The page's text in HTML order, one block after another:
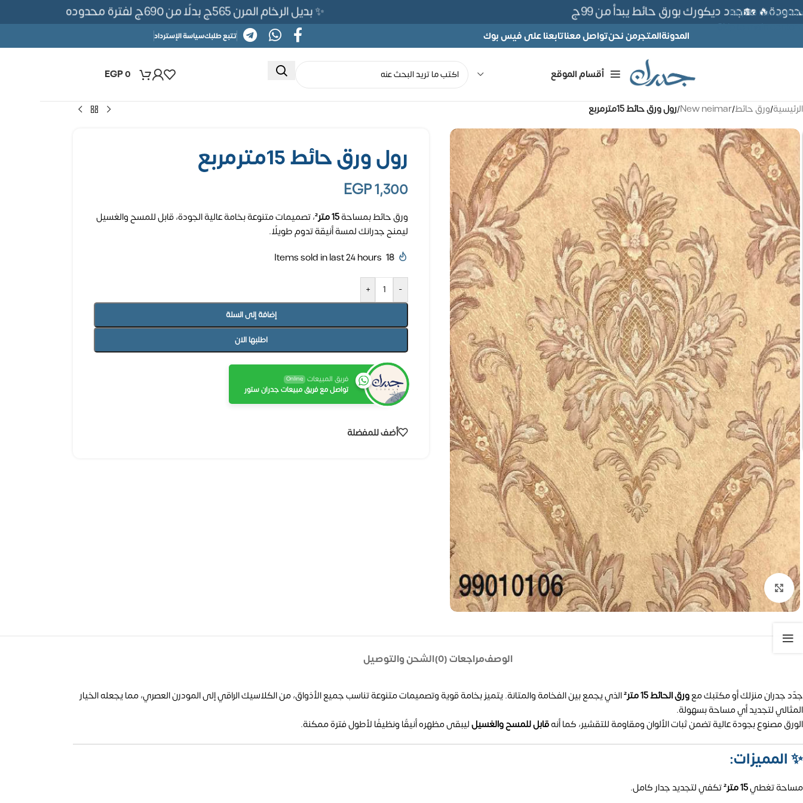
Skip to navigation
Skip to main content
✨ بديل الرخام المرن 565ج بدلًا من 690ج لفترة محدوده 🏡جدد ديكورك بورق حائط يبدأ من 99ج
المدونةالمتجرمن نحنتواصل معناتابعنا على فيس بوك تتبع طلبكسياسة الإسترداد
أقسام الموقع EGP0
الرئيسية/ورق حائط/
New neimar
/رول ورق حائط 15مترمربع
تكبير الصورة
رول ورق حائط 15مترمربع
EGP1,300
ورق حائط بمساحة15 متر²
، تصميمات متنوعة بخامة عالية الجودة، قابل للمسح والغسيل
ليمنح جدرانك لمسة أنيقة تدوم طويلًا.
18
Items sold in last 24 hours
-
+
إضافة إلى السلة
اطلبها الان
فريق المبيعات Online
تواصل مع فريق مبيعات جدران ستور
أضف للمفضلة
الوصفمراجعات (0) الشحن والتوصيل
جدّد جدران منزلك أو مكتبك معورق الحائط 15 متر²
الذي يجمع بين الفخامة والمتانة. يتميز بخامة قوية وتصميمات متنوعة تناسب جميع الأذواق، من الكلاسيك الراقي إلى المودرن العصري، مما يجعله الخيار
المثالي لتجديد أي مساحة بسهولة.
الورق مصنوع بجودة عالية تضمن ثبات الألوان ومقاومة للتقشير، كما أنهقابل للمسح والغسيلليبقى مظهره أنيقًا ونظيفًا لأطول فترة ممكنة.
✨المميزات:
مساحة تغطي15 متر² تكفي لتجديد جدار كامل.